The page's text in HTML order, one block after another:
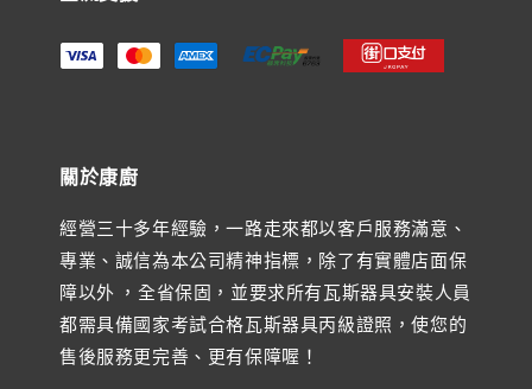
關於康廚
經營三十多年經驗，一路走來都以客戶服務滿意、
專業、誠信為本公司精神指標，除了有實體店面保
障以外 ，全省保固，並要求所有瓦斯器具安裝人員
都需具備國家考試合格瓦斯器具丙級證照，使您的
售後服務更完善、更有保障喔！